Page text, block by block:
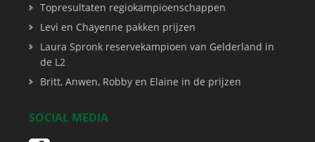
Topresultaten regiokampioenschappen
Levi en Chayenne pakken prijzen
Laura Spronk reservekampioen van Gelderland in
de L2
Britt, Anwen, Robby en Elaine in de prijzen
SOCIAL MEDIA